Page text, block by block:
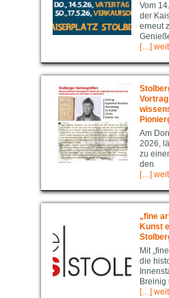
Vom
der
erneut
[…]
Am
2026,
zu
den
[…]
„fine
Kunst
Mit
die
Breinig
[…]